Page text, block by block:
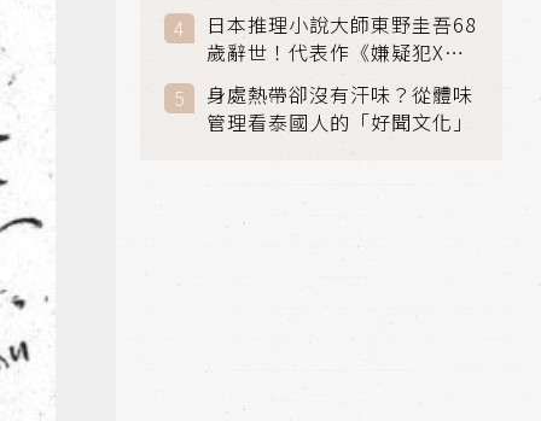
日本推理小說大師東野圭吾68
歲辭世！代表作《嫌疑犯X的
獻身》《解憂雜貨店》獲獎無
數
身處熱帶卻沒有汗味？從體味
管理看泰國人的「好聞文化」